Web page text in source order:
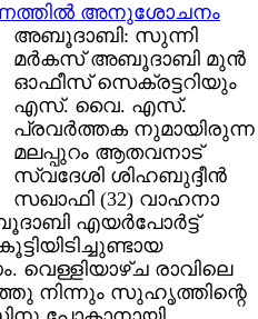
അനുശോചനം
അബൂദാബി: സുന്നി
മര്‍കസ് അബൂദാബി മുന്‍
ഓഫീസ് സെക്രട്ടറിയും
എസ്. വൈ. എസ്.
പ്രവര്‍ത്തക നുമായിരുന്ന
മലപ്പുറം ആതവനാട്
സ്വദേശി ശിഹബുദ്ദീന്‍
സഖാഫി (32) വാഹനാ
എയര്‍പോര്‍ട്ട്
രാവിലെ
നിന്നും സുഹൃത്തിന്റെ